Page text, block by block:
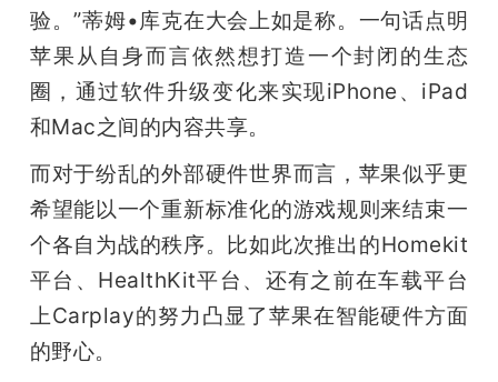
验。”蒂姆•库克在大会上如是称。一句话点明
苹果从自身而言依然想打造一个封闭的生态
圈，通过软件升级变化来实现iPhone、iPad
和Mac之间的内容共享。
而对于纷乱的外部硬件世界而言，苹果似乎更
希望能以一个重新标准化的游戏规则来结束一
个各自为战的秩序。比如此次推出的Homekit
平台、HealthKit平台、还有之前在车载平台
上Carplay的努力凸显了苹果在智能硬件方面
的野心。